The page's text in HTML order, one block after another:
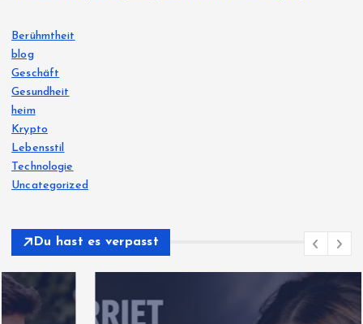
Berühmtheit
blog
Geschäft
Gesundheit
heim
Krypto
Lebensstil
Technologie
Uncategorized
Du hast es verpasst